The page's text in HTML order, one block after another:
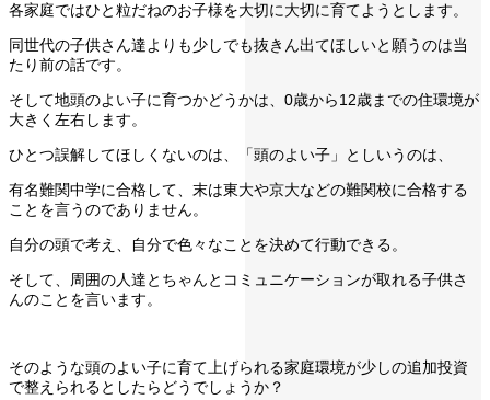
各家庭ではひと粒だねのお子様を大切に大切に育てようとします。
同世代の子供さん達よりも少しでも抜きん出てほしいと願うのは当
たり前の話です。
そして地頭のよい子に育つかどうかは、0歳から12歳までの住環境が
大きく左右します。
ひとつ誤解してほしくないのは、「頭のよい子」としいうのは、
有名難関中学に合格して、末は東大や京大などの難関校に合格する
ことを言うのでありません。
自分の頭で考え、自分で色々なことを決めて行動できる。
そして、周囲の人達とちゃんとコミュニケーションが取れる子供さ
んのことを言います。
そのような頭のよい子に育て上げられる家庭環境が少しの追加投資
で整えられるとしたらどうでしょうか？